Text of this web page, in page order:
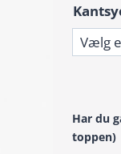
Har du
toppen)